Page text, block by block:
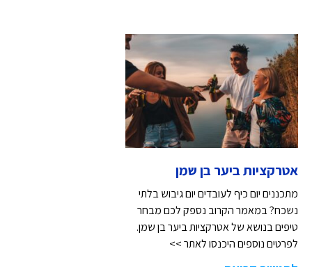
אטרקציות ביער בן שמן
מתכננים יום כיף לעובדים יום גיבוש בלתי
נשכח? במאמר הקרוב נספק לכם מבחר
טיפים בנושא של אטרקציות ביער בן שמן.
לפרטים נוספים היכנסו לאתר >>